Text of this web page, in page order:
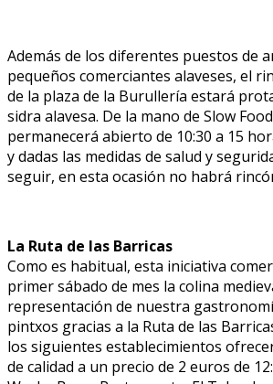
Además de los diferentes puestos de
pequeños comerciantes alaveses, el
de la plaza de la Burullería estará
sidra alavesa. De la mano de Slow
permanecerá abierto de 10:30 a 15
y dadas las medidas de salud y
seguir, en esta ocasión no habrá
La Ruta de las Barricas
Como es habitual, esta iniciativa
primer sábado de mes la colina
representación de nuestra
pintxos gracias a la Ruta de las
los siguientes establecimientos
de calidad a un precio de 2 euros de